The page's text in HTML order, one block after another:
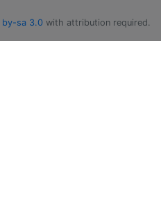
by-sa 3.0 with attribution required.